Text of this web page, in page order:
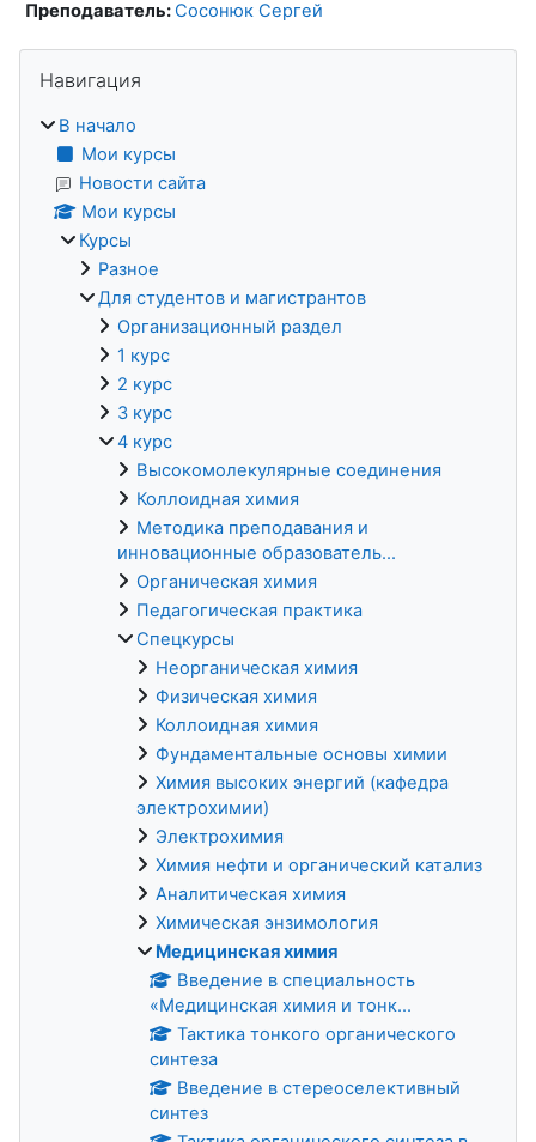
Преподаватель:Сосонюк Сергей
Блоки
Навигация
В начало
Мои курсы
Новости сайта
Мои курсы
Курсы
Разное
Для студентов и магистрантов
Организационный раздел
1 курс
2 курс
3 курс
4 курс
Высокомолекулярные соединения
Коллоидная химия
Методика преподавания и
инновационные образователь...
Органическая химия
Педагогическая практика
Спецкурсы
Неорганическая химия
Физическая химия
Коллоидная химия
Фундаментальные основы химии
Химия высоких энергий (кафедра
электрохимии)
Электрохимия
Химия нефти и органический катализ
Аналитическая химия
Химическая энзимология
Медицинская химия
Введение в специальность
«Медицинская химия и тонк...
Taктика тонкого органического
синтеза
Введение в стереоселективный
синтез